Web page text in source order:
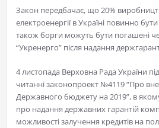
Закон передбачає, що 20%
електроенергії в Україні повинно
також борги можуть бути погашені
“Укренерго” після надання
4 листопада Верховна Рада України
читанні законопроект №4119 “Про
Державного бюджету на 2019”, в
про надання державних гарантій
можливості залучення кредитів на